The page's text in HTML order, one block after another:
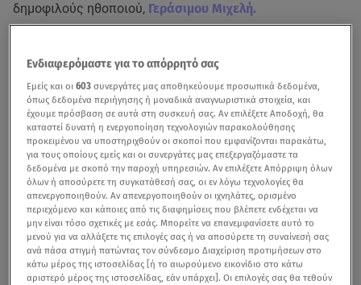
δημοφιλούς ηθοποιού, Γεράσιμου Μιχελή.
Γεράσιμος Μιχελής: «Έφυγε από τη ζωή μετά από
τεράστια ταλαιπωρία υγείας»
Ενδιαφερόμαστε για το απόρρητό σας
Εμείς και οι603 συνεργάτες μας αποθηκεύουμε προσωπικά δεδομένα,
όπως δεδομένα περιήγησης ή μοναδικά αναγνωριστικά στοιχεία, και
έχουμε πρόσβαση σε αυτά στη συσκευή σας. Αν επιλέξετε Αποδοχή, θα
καταστεί δυνατή η ενεργοποίηση τεχνολογιών παρακολούθησης
προκειμένου να υποστηριχθούν οι σκοποί που εμφανίζονται παρακάτω,
για τους οποίους εμείς και οι συνεργάτες μας επεξεργαζόμαστε τα
δεδομένα με σκοπό την παροχή υπηρεσιών. Αν επιλέξετε Απόρριψη όλων
όλων ή αποσύρετε τη συγκατάθεσή σας, οι εν λόγω τεχνολογίες θα
απενεργοποιηθούν. Αν απενεργοποιηθούν οι ιχνηλάτες, ορισμένο
περιεχόμενο και κάποιες από τις διαφημίσεις που βλέπετε ενδέχεται να
μην είναι τόσο σχετικές με εσάς. Μπορείτε να επανεμφανίσετε αυτό το
μενού για να αλλάξετε τις επιλογές σας ή να αποσύρετε τη συναίνεσή σας
ανά πάσα στιγμή πατώντας τον σύνδεσμο Διαχείριση προτιμήσεων στο
κάτω μέρος της ιστοσελίδας [ή το αιωρούμενο εικονίδιο στο κάτω
αριστερό μέρος της ιστοσελίδας, εάν υπάρχει]. Οι επιλογές σας θα τεθούν